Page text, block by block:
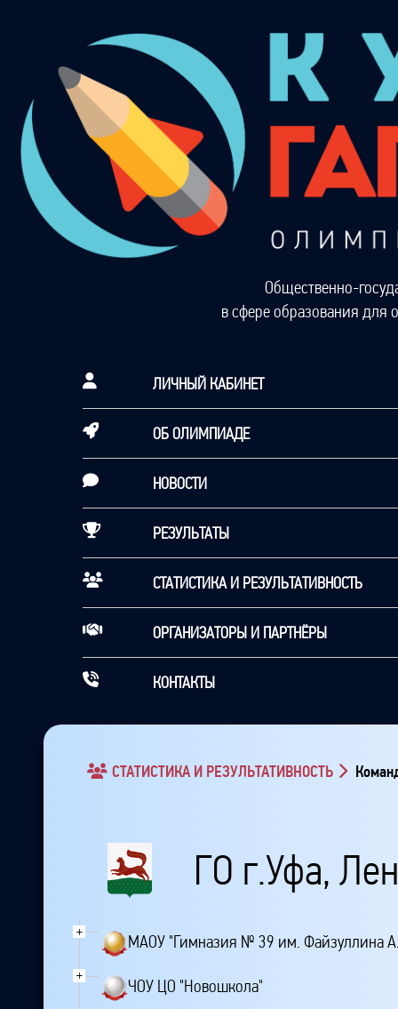
Общественно-
в сфере образования для
ЛИЧНЫЙ КАБИНЕТ
ОБ ОЛИМПИАДЕ
НОВОСТИ
РЕЗУЛЬТАТЫ
СТАТИСТИКА И РЕЗУЛЬТАТИВНОСТЬ
ОРГАНИЗАТОРЫ И ПАРТНЁРЫ
КОНТАКТЫ
СТАТИСТИКА И РЕЗУЛЬТАТИВНОСТЬ
ГО г.Уфа,
+
МАОУ "Гимназия № 39 им. Файзуллина
+
ЧОУ ЦО "Новошкола"